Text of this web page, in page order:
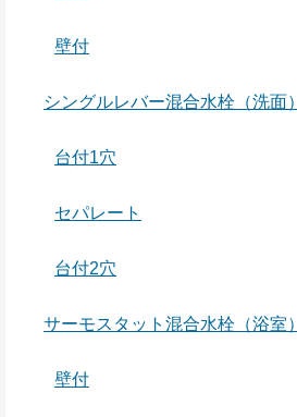
壁付
シングルレバー混合水栓（洗面）
台付1穴
セパレート
台付2穴
サーモスタット混合水栓（浴室）
壁付